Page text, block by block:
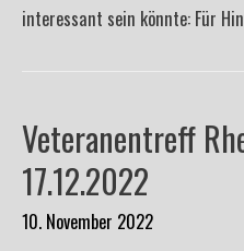
interessant sein könnte: Für
Veteranentreff
17.12.2022
10. November 2022